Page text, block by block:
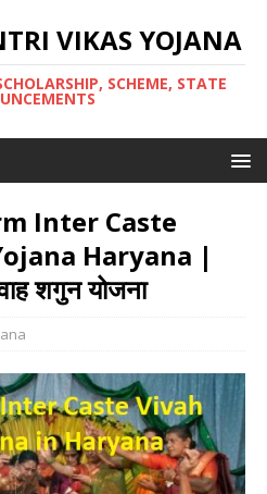
VIKAS YOJANA
SCHEME, STATE
Inter Caste
Haryana |
शगुन योजना